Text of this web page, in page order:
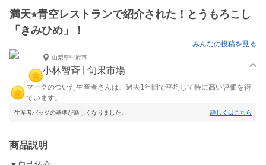
満天⭐︎青空レストランで紹介された！とうもろこし
「きみひめ」！
みんなの投稿を見る
山梨県甲府市
小林智斉 | 旬果市場
マークのついた生産者さんは、過去1年間で平均して特に高い評価を得
ています。
生産者バッジの基準が新しくなりました。 詳しくはこちら
商品説明